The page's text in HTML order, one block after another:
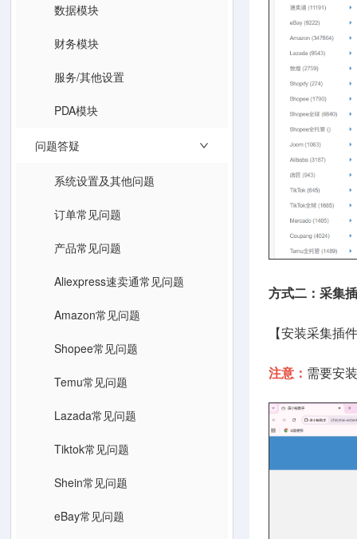
数据模块
财务模块
服务/其他设置
PDA模块
问题答疑
系统设置及其他问题
订单常见问题
产品常见问题
Aliexpress速卖通常见问题
Amazon常见问题
Shopee常见问题
Temu常见问题
Lazada常见问题
Tiktok常见问题
Shein常见问题
eBay常见问题
方式二：采集
【安装采集
注意： 需要安